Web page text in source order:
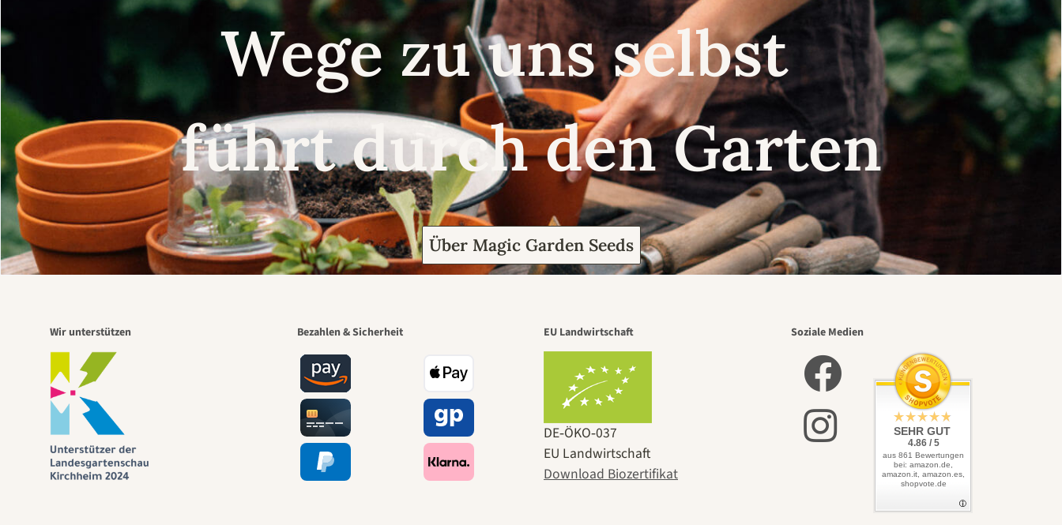
Wege zu uns selbst
führt durch den Garten
Über Magic Garden Seeds
Wir unterstützen Bezahlen & Sicherheit EU Landwirtschaft
DE‑ÖKO‑037
EU Landwirtschaft
Download Biozertifikat
Soziale Medien
SEHR GUT
4.86 / 5
aus 861 Bewertungen
bei: amazon.de,
amazon.it, amazon.es,
shopvote.de